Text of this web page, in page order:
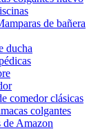
de bañera
ducha
comedor clásicas
colgantes